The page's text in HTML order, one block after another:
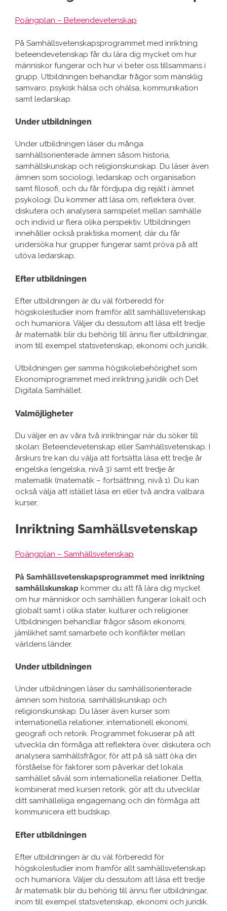
Poängplan – Beteendevetenskap
På Samhällsvetenskapsprogrammet med inriktning
beteendevetenskap får du lära dig mycket om hur
människor fungerar och hur vi beter oss tillsammans i
grupp. Utbildningen behandlar frågor som mänsklig
samvaro, psykisk hälsa och ohälsa, kommunikation
samt ledarskap.
Under utbildningen
Under utbildningen läser du många
samhällsorienterade ämnen såsom historia,
samhällskunskap och religionskunskap. Du läser även
ämnen som sociologi, ledarskap och organisation
samt filosofi, och du får fördjupa dig rejält i ämnet
psykologi. Du kommer att läsa om, reflektera över,
diskutera och analysera samspelet mellan samhälle
och individ ur flera olika perspektiv. Utbildningen
innehåller också praktiska moment, där du får
undersöka hur grupper fungerar samt pröva på att
utöva ledarskap.
Efter utbildningen
Efter utbildningen är du väl förberedd för
högskolestudier inom framför allt samhällsvetenskap
och humaniora. Väljer du dessutom att läsa ett tredje
år matematik blir du behörig till ännu fler utbildningar,
inom till exempel statsvetenskap, ekonomi och juridik.
Utbildningen ger samma högskolebehörighet som
Ekonomiprogrammet med inriktning juridik och Det
Digitala Samhället.
Valmöjligheter
Du väljer en av våra två inriktningar när du söker till
skolan: Beteendevetenskap eller Samhällsvetenskap. I
årskurs tre kan du välja att fortsätta läsa ett tredje år
engelska (engelska, nivå 3) samt ett tredje år
matematik (matematik – fortsättning, nivå 1). Du kan
också välja att istället läsa en eller två andra valbara
kurser.
Inriktning Samhällsvetenskap
Poängplan – Samhällsvetenskap
På Samhällsvetenskapsprogrammet med inriktning
samhällskunskap kommer du att få lära dig mycket
om hur människor och samhällen fungerar lokalt och
globalt samt i olika stater, kulturer och religioner.
Utbildningen behandlar frågor såsom ekonomi,
jämlikhet samt samarbete och konflikter mellan
världens länder.
Under utbildningen
Under utbildningen läser du samhällsorienterade
ämnen som historia, samhällskunskap och
religionskunskap. Du läser även kurser som
internationella relationer, internationell ekonomi,
geografi och retorik. Programmet fokuserar på att
utveckla din förmåga att reflektera över, diskutera och
analysera samhällsfrågor, för att på så sätt öka din
förståelse för faktorer som påverkar det lokala
samhället såväl som internationella relationer. Detta,
kombinerat med kursen retorik, gör att du utvecklar
ditt samhälleliga engagemang och din förmåga att
kommunicera ett budskap.
Efter utbildningen
Efter utbildningen är du väl förberedd för
högskolestudier inom framför allt samhällsvetenskap
och humaniora. Väljer du dessutom att läsa ett tredje
år matematik blir du behörig till ännu fler utbildningar,
inom till exempel statsvetenskap, ekonomi och juridik.